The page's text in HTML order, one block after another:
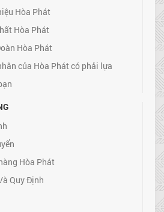
Hòa Phát
Hòa Phát
Hòa Phát
của Hòa Phát có phải lựa
Hòa Phát
Quy Định